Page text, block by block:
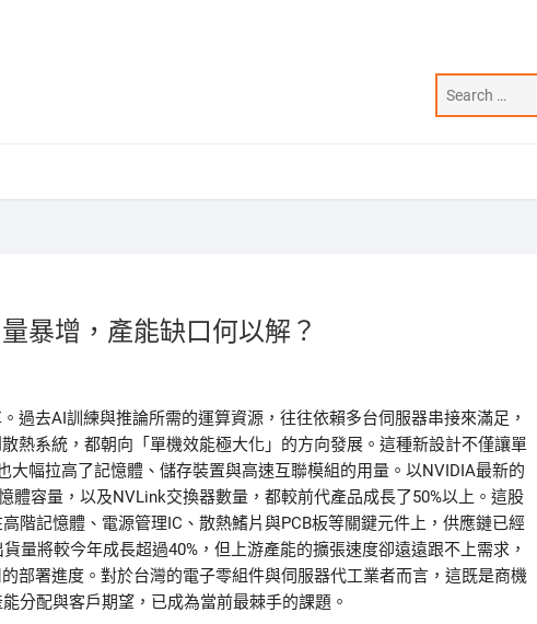
暴增，產能缺口何以解？
過去AI訓練與推論所需的運算資源，往往依賴多台伺服器串接來滿足，
熱系統，都朝向「單機效能極大化」的方向發展。這種新設計不僅讓單
大幅拉高了記憶體、儲存裝置與高速互聯模組的用量。以NVIDIA最新的
體容量，以及NVLink交換器數量，都較前代產品成長了50%以上。這股
階記憶體、電源管理IC、散熱鰭片與PCB板等關鍵元件上，供應鏈已經
量將較今年成長超過40%，但上游產能的擴張速度卻遠遠跟不上需求，
部署進度。對於台灣的電子零組件與伺服器代工業者而言，這既是商機
分配與客戶期望，已成為當前最棘手的課題。